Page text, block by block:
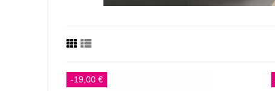
-19,00 €